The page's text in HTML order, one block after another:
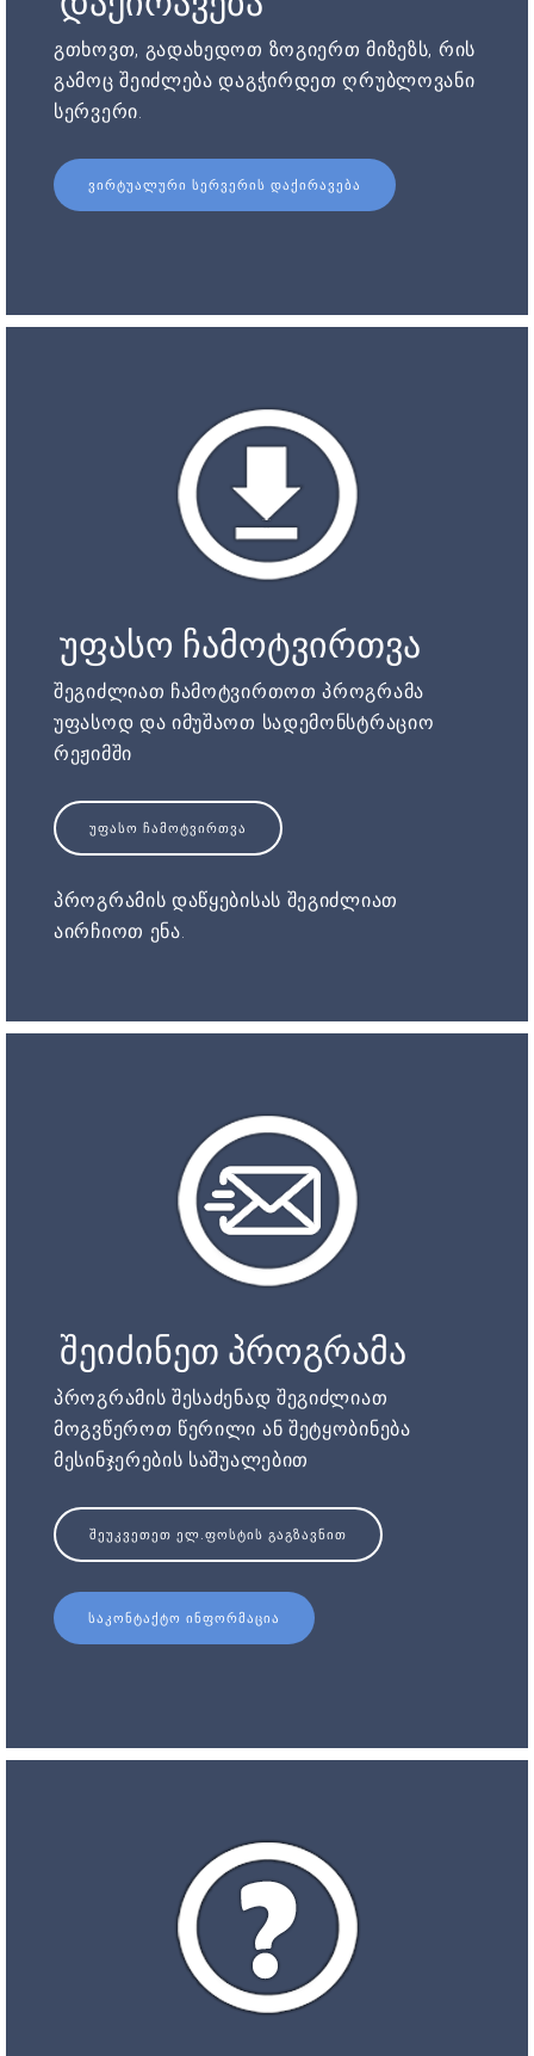
გთხოვთ, გადახედოთ ზოგიერთ მიზეზს, რის
გამოც შეიძლება დაგჭირდეთ ღრუბლოვანი
სერვერი.
ᲕᲘᲠᲢᲣᲐᲚᲣᲠᲘ ᲡᲔᲠᲕᲔᲠᲘᲡ ᲓᲐᲥᲘᲠᲐᲕᲔᲑᲐ
უფასო ჩამოტვირთვა
შეგიძლიათ ჩამოტვირთოთ პროგრამა
უფასოდ და იმუშაოთ სადემონსტრაციო
რეჟიმში
ᲣᲤᲐᲡᲝ ᲩᲐᲛᲝᲢᲕᲘᲠᲗᲕᲐ
პროგრამის დაწყებისას შეგიძლიათ
აირჩიოთ ენა.
შეიძინეთ პროგრამა
პროგრამის შესაძენად შეგიძლიათ
მოგვწეროთ წერილი ან შეტყობინება
მესინჯერების საშუალებით
ᲨᲔᲣᲙᲕᲔᲗᲔᲗ ᲔᲚ.ᲤᲝᲡᲢᲘᲡ ᲒᲐᲒᲖᲐᲕᲜᲘᲗ
ᲡᲐᲙᲝᲜᲢᲐᲥᲢᲝ ᲘᲜᲤᲝᲠᲛᲐᲪᲘᲐ